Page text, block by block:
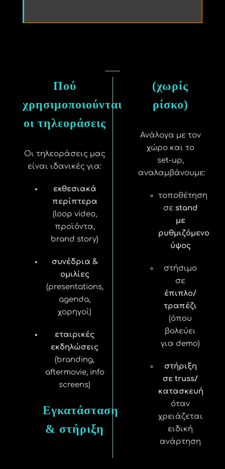
Πού
χρησιμοποιούνται
οι τηλεοράσεις
Οι τηλεοράσεις μας
είναι ιδανικές για:
εκθεσιακά
περίπτερα
(loop video,
προϊόντα,
brand story)
συνέδρια &
ομιλίες
(presentations,
agenda,
χορηγοί)
εταιρικές
εκδηλώσεις
(branding,
aftermovie, info
screens)
Εγκατάσταση
& στήριξη
(χωρίς
ρίσκο)
Ανάλογα με τον
χώρο και το
set-up,
αναλαμβάνουμε:
τοποθέτηση
σε stand
με
ρυθμιζόμενο
ύψος
στήσιμο
σε
έπιπλο/
τραπέζι
(όπου
βολεύει
για demo)
στήριξη
σε truss/
κατασκευή
όταν
χρειάζεται
ειδική
ανάρτηση